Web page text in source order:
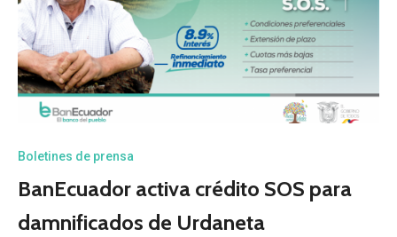
Boletines de prensa
BanEcuador activa crédito SOS para
damnificados de Urdaneta